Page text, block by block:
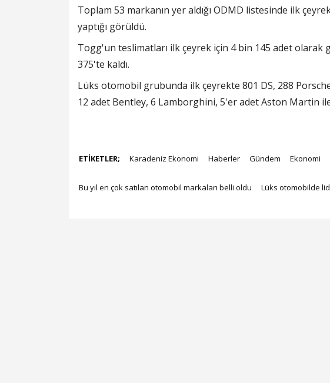
Toplam 53 markanın yer aldığı ODMD listesinde ilk
yaptığı görüldü.
Togg'un teslimatları ilk çeyrek için 4 bin 145 adet olarak
375'te kaldı.
Lüks otomobil grubunda ilk çeyrekte 801 DS, 288
12 adet Bentley, 6 Lamborghini, 5'er adet Aston Martin ile
ETİKETLER; Karadeniz Ekonomi Haberler Gündem Ekonomi
Bu yıl en çok satılan otomobil markaları belli oldu Lüks otomobilde